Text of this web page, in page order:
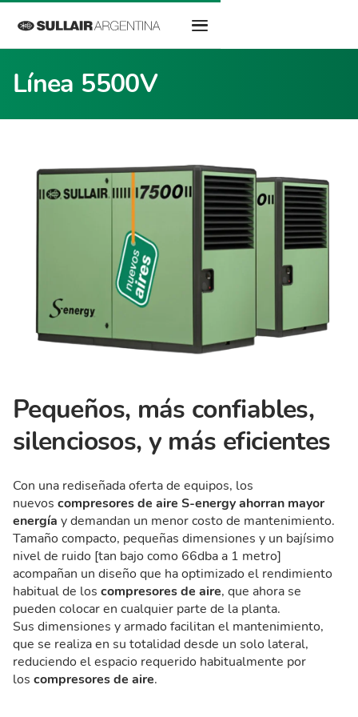
Línea 5500V
Pequeños, más confiables,
silenciosos, y más eficientes
Con una rediseñada oferta de equipos, los
nuevos compresores de aire S-energyahorran mayor
energía y demandan un menor costo de mantenimiento.
Tamaño compacto, pequeñas dimensiones y un bajísimo
nivel de ruido [tan bajo como 66dba a 1 metro]
acompañan un diseño que ha optimizado el rendimiento
habitual de los compresores de aire, que ahora se
pueden colocar en cualquier parte de la planta.
Sus dimensiones y armado facilitan el mantenimiento,
que se realiza en su totalidad desde un solo lateral,
reduciendo el espacio requerido habitualmente por
los compresores de aire.